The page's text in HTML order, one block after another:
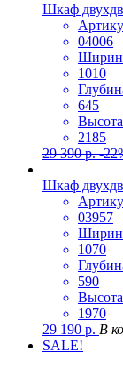
Шкаф
04006
1010
645
2185
29 390р. -
Шкаф
03957
1070
590
1970
29 190 р. В
SALE!